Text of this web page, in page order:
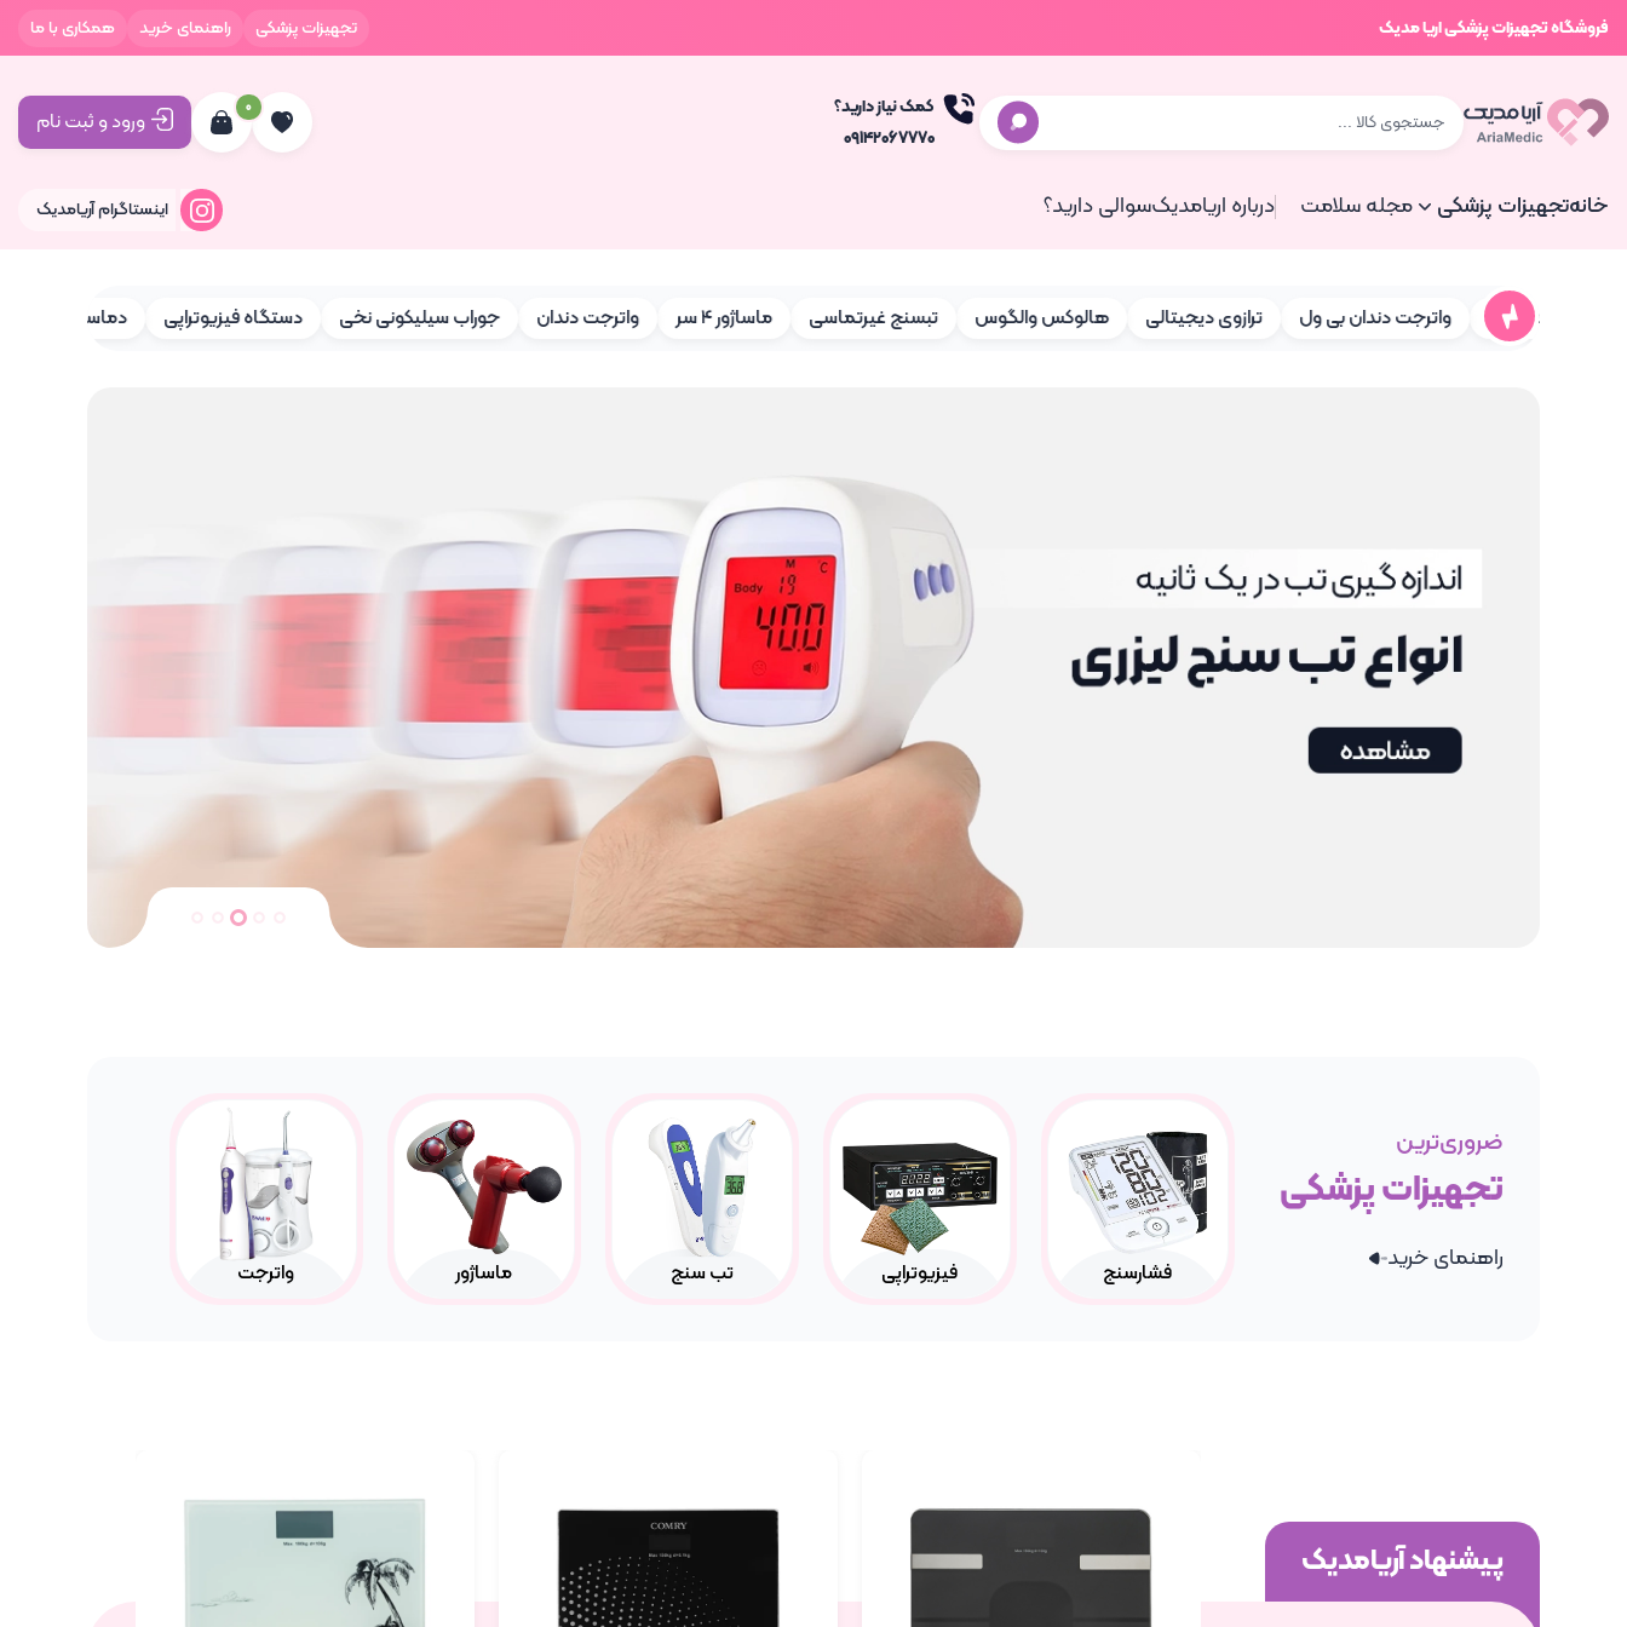
فروشگاه تجهیزات پزشکی اریا مدیک تجهیزات پزشکی راهنمای خرید همکاری با ما
کمک نیاز دارید؟
۰۹۱۴۲۰۶۷۷۷۰
0
ورود و ثبت نام
خانهتجهیزات پزشکی مجله سلامت درباره اریامدیکسوالی دارید؟ اینستاگرام آریامدیک
بخور سرد واترجت دندان بی ول ترازوی دیجیتالی هالوکس والگوس تبسنج غیرتماسی ماساژور 4 سر واترجت دندان جوراب سیلیکونی نخی دستگاه فیزیوتراپی دماسنج و رطوبت سنج HTC-2
ضروری‌ترین
تجهیزات پزشکی
راهنمای خرید فشارسنج فیزیوتراپی تب سنج ماساژور واترجت
پیشنهاد آریامدیک
سلامت دهان و دندان
لوازم فشارسنج